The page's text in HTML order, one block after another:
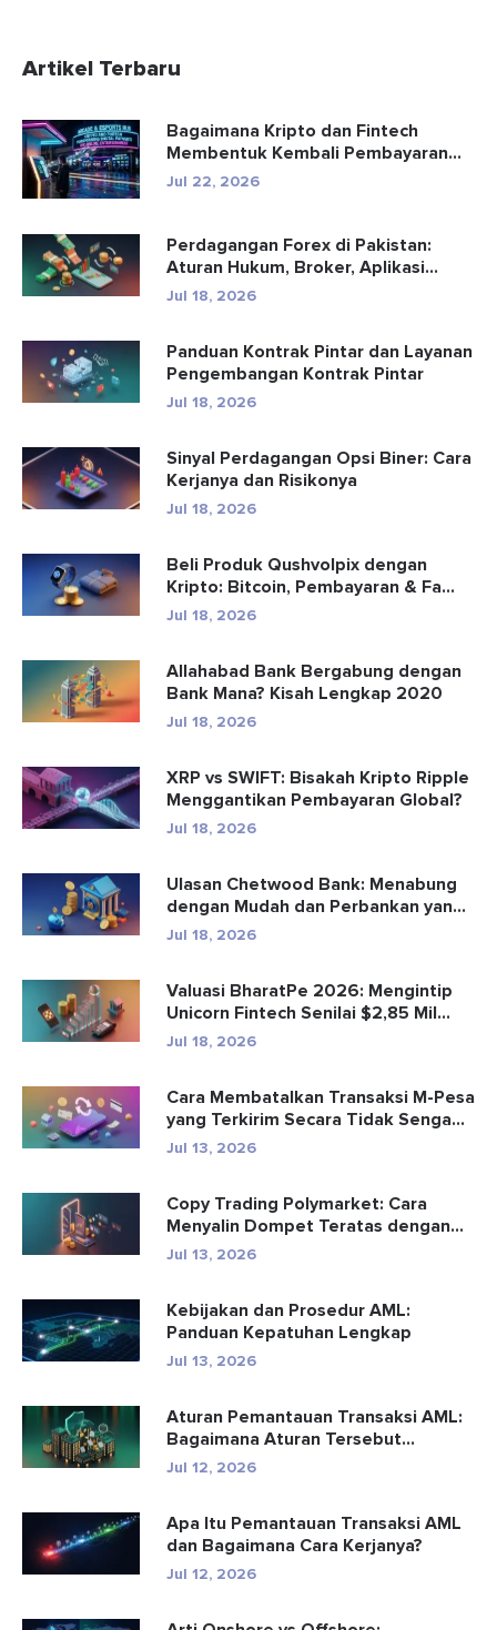
Artikel Terbaru
Bagaimana Kripto dan Fintech
Membentuk Kembali Pembayaran
dan Hibu...
Jul 22, 2026
Perdagangan Forex di Pakistan:
Aturan Hukum, Broker, Aplikasi
Perd...
Jul 18, 2026
Panduan Kontrak Pintar dan Layanan
Pengembangan Kontrak Pintar
Jul 18, 2026
Sinyal Perdagangan Opsi Biner: Cara
Kerjanya dan Risikonya
Jul 18, 2026
Beli Produk Qushvolpix dengan
Kripto: Bitcoin, Pembayaran & Fa...
Jul 18, 2026
Allahabad Bank Bergabung dengan
Bank Mana? Kisah Lengkap 2020
Jul 18, 2026
XRP vs SWIFT: Bisakah Kripto Ripple
Menggantikan Pembayaran Global?
Jul 18, 2026
Ulasan Chetwood Bank: Menabung
dengan Mudah dan Perbankan yang
Aman
Jul 18, 2026
Valuasi BharatPe 2026: Mengintip
Unicorn Fintech Senilai $2,85 Mil...
Jul 18, 2026
Cara Membatalkan Transaksi M-Pesa
yang Terkirim Secara Tidak Senga...
Jul 13, 2026
Copy Trading Polymarket: Cara
Menyalin Dompet Teratas dengan
Aman
Jul 13, 2026
Kebijakan dan Prosedur AML:
Panduan Kepatuhan Lengkap
Jul 13, 2026
Aturan Pemantauan Transaksi AML:
Bagaimana Aturan Tersebut
Mendete...
Jul 12, 2026
Apa Itu Pemantauan Transaksi AML
dan Bagaimana Cara Kerjanya?
Jul 12, 2026